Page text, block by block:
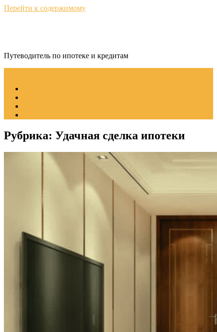
Перейти к содержимому
Путеводитель по ипотеке и кредитам
Рубрика: Удачная сделка ипотеки